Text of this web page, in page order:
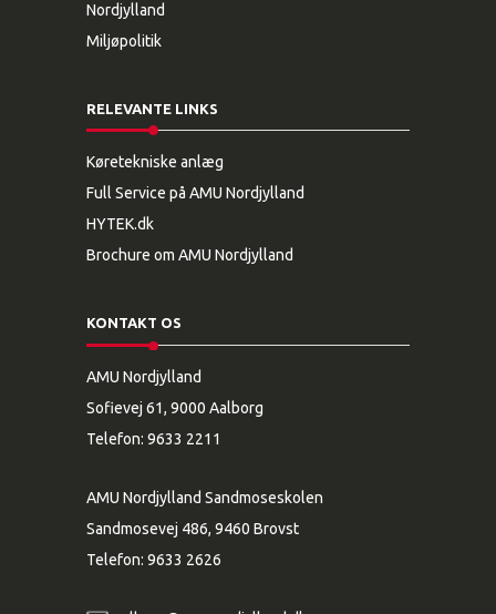
Nordjylland
Miljøpolitik
RELEVANTE LINKS
Køretekniske anlæg
Full Service på AMU Nordjylland
HYTEK.dk
Brochure om AMU Nordjylland
KONTAKT OS
AMU Nordjylland
Sofievej 61, 9000 Aalborg
Telefon: 9633 2211
AMU Nordjylland Sandmoseskolen
Sandmosevej 486, 9460 Brovst
Telefon: 9633 2626